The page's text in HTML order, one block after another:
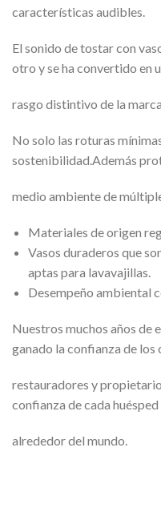
características audibles.
El sonido de tostar con
otro y se ha convertido en
rasgo distintivo de la
No solo las roturas
sostenibilidad.Además
medio ambiente de
Materiales de origen
Vasos duraderos que
aptas para lavavajillas.
Desempeño ambiental
Nuestros muchos años de
ganado la confianza de los
restauradores y
confianza de cada
alrededor del mundo.